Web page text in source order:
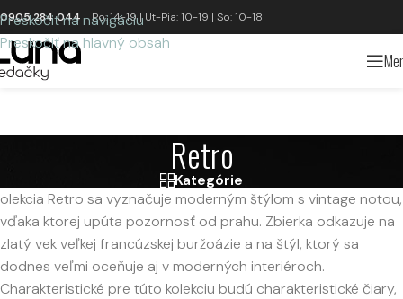
Preskočiť na navigáciu
Preskočiť na hlavný obsah
0905 284 044Po: 14-19 | Ut-Pia: 10-19 | So: 10-18
Retro
Kategórie
olekcia Retro sa vyznačuje moderným štýlom s vintage notou,
vďaka ktorej upúta pozornosť od prahu. Zbierka odkazuje na
zlatý vek veľkej francúzskej buržoázie a na štýl, ktorý sa
dodnes veľmi oceňuje aj v moderných interiéroch.
Charakteristické pre túto kolekciu budú charakteristické čiary,